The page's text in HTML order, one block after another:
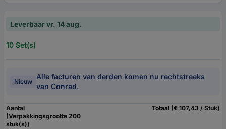
Leverbaar vr. 14 aug.
10 Set(s)
Nieuw
Alle facturen van derden komen nu rechtstreeks
van Conrad.
Aantal
(Verpakkingsgrootte 200
stuk(s))
Totaal (€ 107,43 / Stuk)